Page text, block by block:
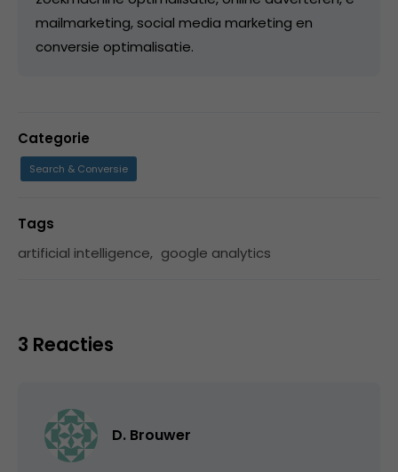
mailmarketing, social media marketing en
conversie optimalisatie.
Categorie
Search & Conversie
Tags
artificial intelligence, google analytics
3 Reacties
D. Brouwer